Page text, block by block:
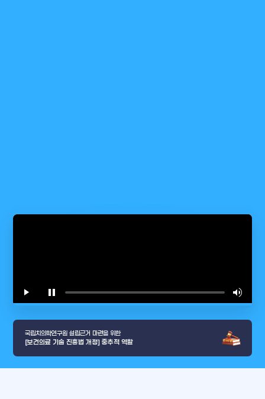
play_arrow pause volume_up
국립치의학연구원 설립근거 마련을 위한
[보건의료 기술 진흥법 개정] 중추적 역할